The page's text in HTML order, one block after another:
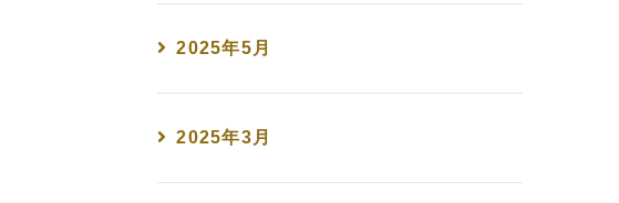
2025年5月
2025年3月